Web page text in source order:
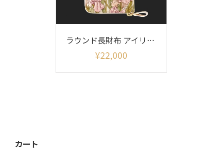
ラウンド長財布 アイリス柄
¥22,000
カート